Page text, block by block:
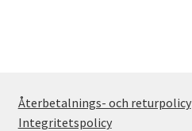
Återbetalnings- och returpolicy
Integritetspolicy